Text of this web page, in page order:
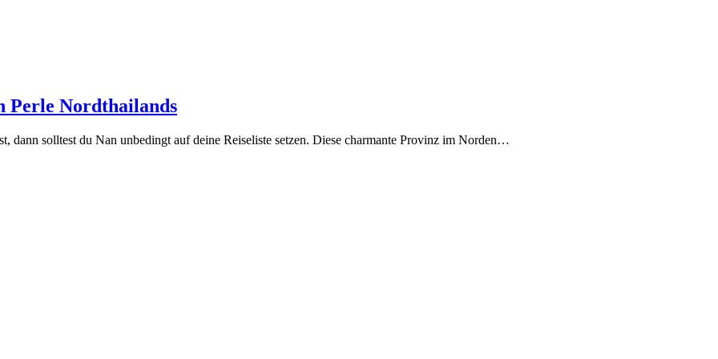
Perle Nordthailands
dann solltest du Nan unbedingt auf deine Reiseliste setzen. Diese charmante Provinz im Norden…